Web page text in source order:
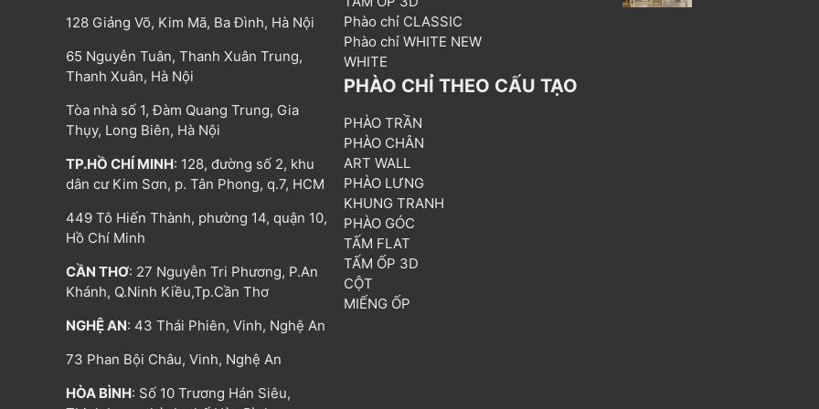
128 Giảng Võ, Kim Mã, Ba Đình, Hà Nội
65 Nguyễn Tuân, Thanh Xuân Trung,
Thanh Xuân, Hà Nội
Tòa nhà số 1, Đàm Quang Trung, Gia
Thụy, Long Biên, Hà Nội
TP.HỒ CHÍ MINH: 128, đường số 2, khu
dân cư Kim Sơn, p. Tân Phong, q.7, HCM
449 Tô Hiến Thành, phường 14, quận 10,
Hồ Chí Minh
CẦN THƠ: 27 Nguyễn Tri Phương, P.An
Khánh, Q.Ninh Kiều,Tp.Cần Thơ
NGHỆ AN: 43 Thái Phiên, Vinh, Nghệ An
73 Phan Bội Châu, Vinh, Nghệ An
HÒA BÌNH: Số 10 Trương Hán Siêu,
Phào chỉ CLASSIC
Phào chỉ WHITE NEW
WHITE
PHÀO CHỈ THEO CẤU TẠO
PHÀO TRẦN
PHÀO CHÂN
ART WALL
PHÀO LƯNG
KHUNG TRANH
PHÀO GÓC
TẤM FLAT
TẤM ỐP 3D
CỘT
MIẾNG ỐP